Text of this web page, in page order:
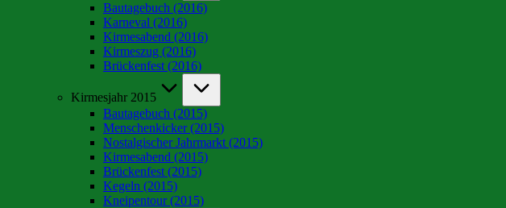
Bautagebuch (2016)
Karneval (2016)
Kirmesabend (2016)
Kirmeszug (2016)
Brückenfest (2016)
Kirmesjahr 2015
Bautagebuch (2015)
Menschenkicker (2015)
Nostalgischer Jahrmarkt (2015)
Kirmesabend (2015)
Brückenfest (2015)
Kegeln (2015)
Kneipentour (2015)